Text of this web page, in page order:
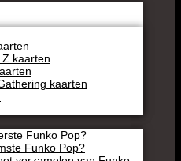
kaarten
kaarten
Funko Pop?
Funko Pop?